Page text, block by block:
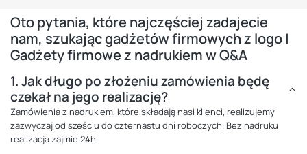
Oto pytania, które najczęściej zadajecie
nam, szukając gadżetów firmowych z logo |
Gadżety firmowe z nadrukiem w Q&A
1.Jak długo po złożeniu zamówienia będę
czekał na jego realizację?
Zamówienia z nadrukiem, które składają nasi klienci, realizujemy
zazwyczaj od sześciu do czternastu dni roboczych. Bez nadruku
realizacja zajmie 24h.